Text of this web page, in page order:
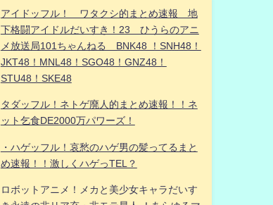
アイドッフル！ ワタクシ的まとめ速報 地
下格闘アイドルだいすき！23 ひうらのアニ
メ放送局101ちゃんねる BNK48 ！SNH48！
JKT48！MNL48！SGO48！GNZ48！
STU48！SKE48
タダッフル！ネトゲ廃人的まとめ速報！！ネ
ット乞食DE2000万パワーズ！
・ハゲッフル！哀愁のハゲ男の髪ってるまと
め速報！！激しくハゲっTEL？
ロボットアニメ！メカと美少女キャラだいす